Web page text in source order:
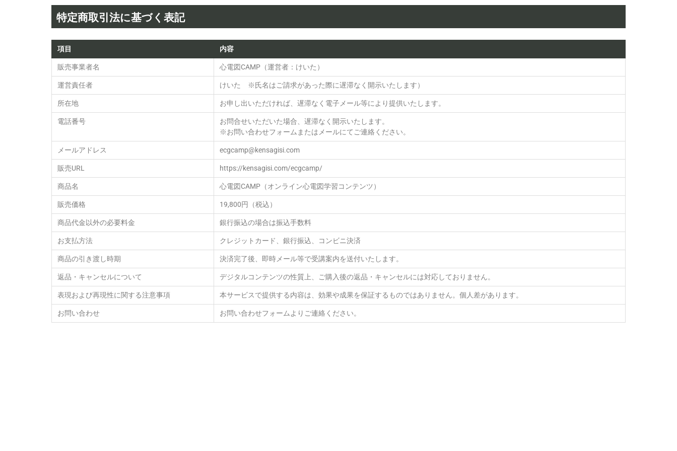
特定商取引法に基づく表記
項目 内容
販売事業者名 心電図CAMP（運営者：けいた）
運営責任者 けいた ※氏名はご請求があった際に遅滞なく開示いたします）
所在地 お申し出いただければ、遅滞なく電子メール等により提供いたします。
電話番号
お問合せいただいた場合、遅滞なく開示いたします。
※お問い合わせフォームまたはメールにてご連絡ください。
メールアドレス ecgcamp@kensagisi.com
販売URL https://kensagisi.com/ecgcamp/
商品名 心電図CAMP（オンライン心電図学習コンテンツ）
販売価格 19,800円（税込）
商品代金以外の必要料金 銀行振込の場合は振込手数料
お支払方法 クレジットカード、銀行振込、コンビニ決済
商品の引き渡し時期 決済完了後、即時メール等で受講案内を送付いたします。
返品・キャンセルについて デジタルコンテンツの性質上、ご購入後の返品・キャンセルには対応しておりません。
表現および再現性に関する注意事項 本サービスで提供する内容は、効果や成果を保証するものではありません。個人差があります。
お問い合わせ お問い合わせフォームよりご連絡ください。